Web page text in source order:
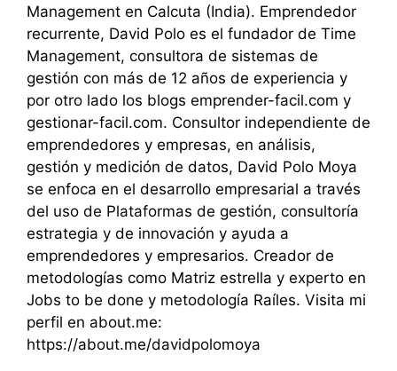
Management en Calcuta (India). Emprendedor
recurrente, David Polo es el fundador de Time
Management, consultora de sistemas de
gestión con más de 12 años de experiencia y
por otro lado los blogs emprender-facil.com y
gestionar-facil.com. Consultor independiente de
emprendedores y empresas, en análisis,
gestión y medición de datos, David Polo Moya
se enfoca en el desarrollo empresarial a través
del uso de Plataformas de gestión, consultoría
estrategia y de innovación y ayuda a
emprendedores y empresarios. Creador de
metodologías como Matriz estrella y experto en
Jobs to be done y metodología Raíles. Visita mi
perfil en about.me:
https://about.me/davidpolomoya